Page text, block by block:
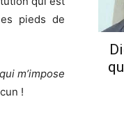
pieds de
m’impose
!